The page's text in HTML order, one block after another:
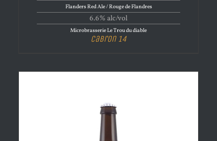
Flanders Red Ale / Rouge de Flandres
6.6% alc/vol
Microbrasserie Le Trou du diable
Cabron 14